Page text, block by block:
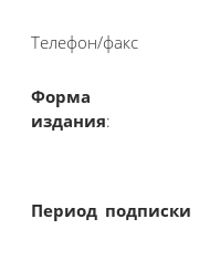
Телефон/факс
Форма
издания:
Период подписки